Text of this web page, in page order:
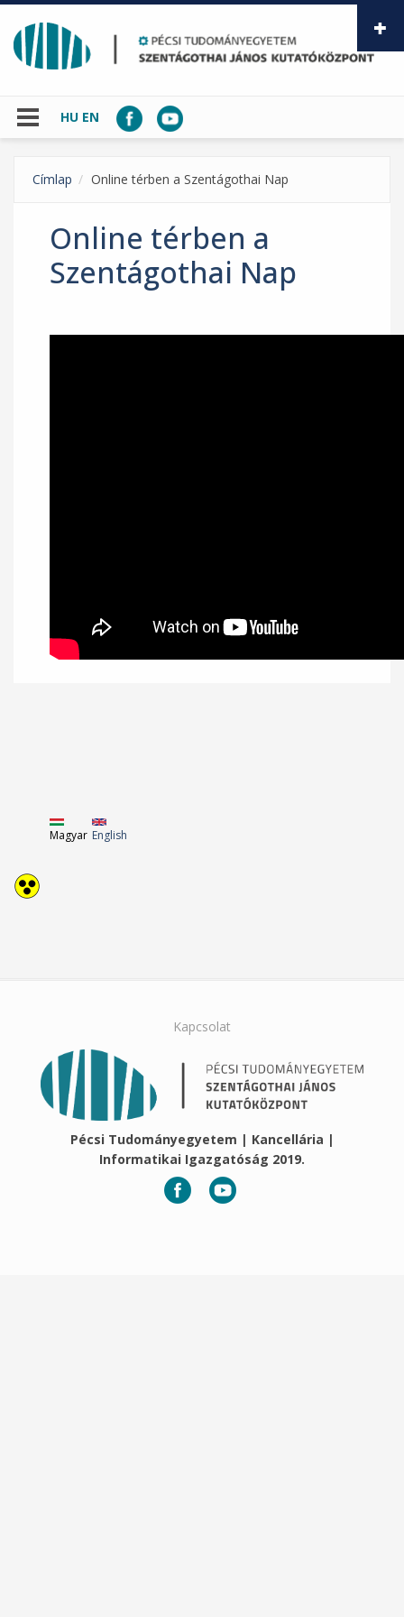
Ugrás a tartalomra
HU EN
Címlap Online térben a Szentágothai Nap
Online térben a
Szentágothai Nap
Magyar English
Kapcsolat
Pécsi Tudományegyetem | Kancellária |
Informatikai Igazgatóság 2019.